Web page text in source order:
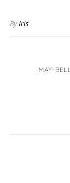
ByIris
MAY-